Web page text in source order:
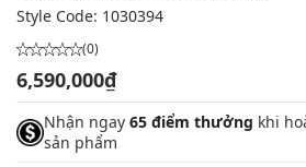
Style Code: 1030394
(0)
6,590,000₫
Nhận ngay 65 điểm thưởng khi
sản phẩm